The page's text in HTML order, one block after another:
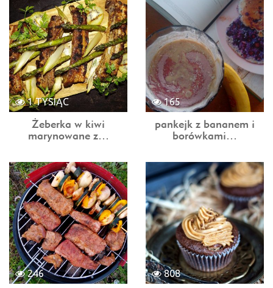
1 TYSIĄC
Żeberka w kiwi
marynowane z…
165
pankejk z bananem i
borówkami…
246 808